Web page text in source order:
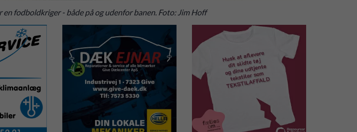
en fodboldkriger - både på og udenfor banen. Foto: Jim Hoff